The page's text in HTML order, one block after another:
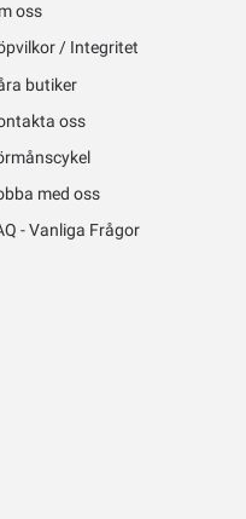
oss
/ Integritet
butiker
oss
med oss
- Vanliga Frågor